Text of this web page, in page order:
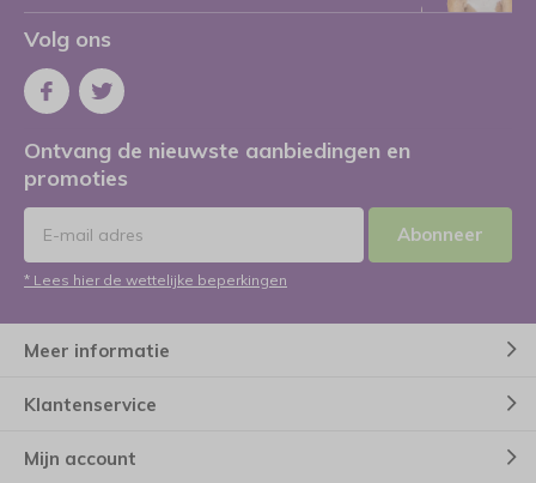
Volg ons
Ontvang de nieuwste aanbiedingen en
promoties
Abonneer
* Lees hier de wettelijke beperkingen
Meer informatie
Klantenservice
Mijn account